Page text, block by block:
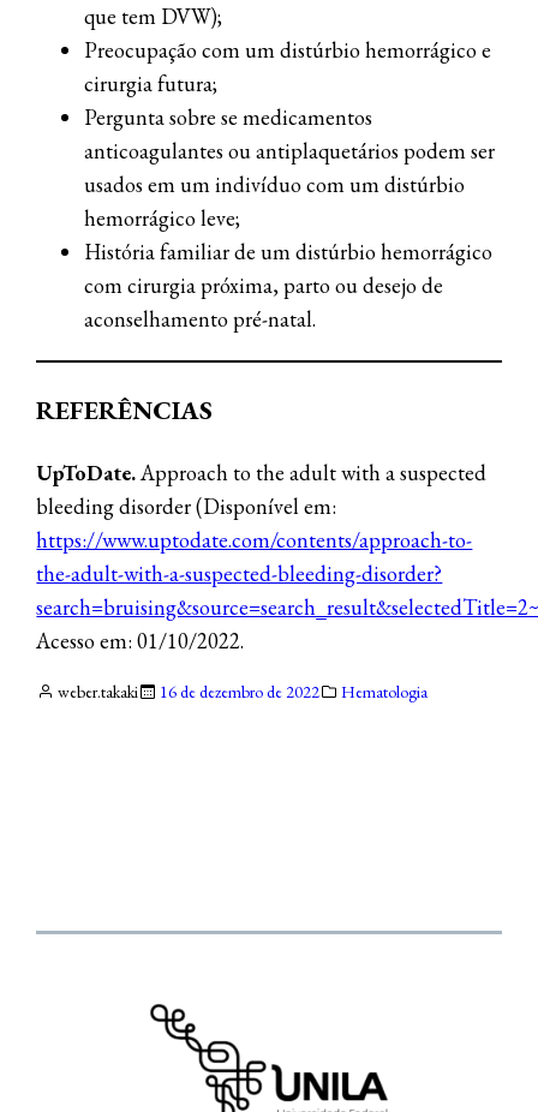
que tem DVW);
Preocupação com um distúrbio hemorrágico e
cirurgia futura;
Pergunta sobre se medicamentos
anticoagulantes ou antiplaquetários podem ser
usados em um indivíduo com um distúrbio
hemorrágico leve;
História familiar de um distúrbio hemorrágico
com cirurgia próxima, parto ou desejo de
aconselhamento pré-natal.
REFERÊNCIAS
UpToDate.Approach to the adult with a suspected
bleeding disorder (Disponível em:
https://www.uptodate.com/contents/approach-to-
the-adult-with-a-suspected-bleeding-disorder?
Acesso em: 01/10/2022.
weber.takaki 16 de dezembro de 2022 Hematologia